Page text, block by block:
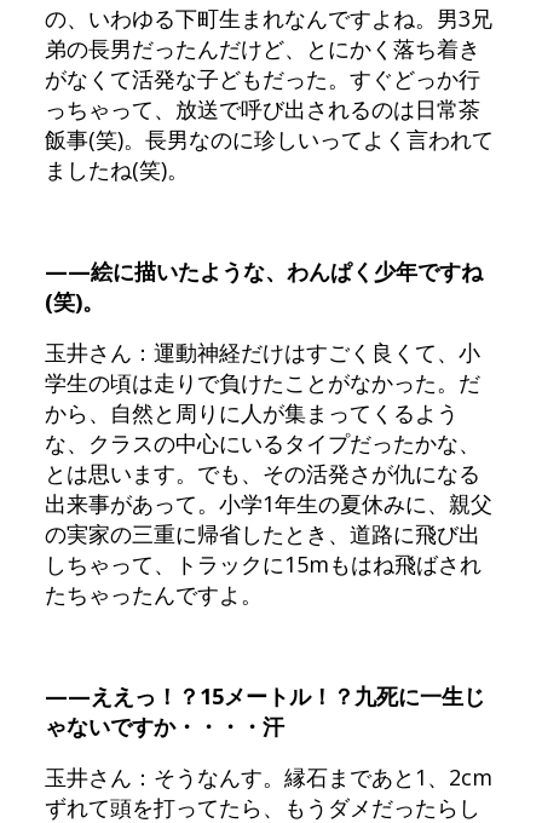
の、いわゆる下町生まれなんですよね。男3兄
弟の長男だったんだけど、とにかく落ち着き
がなくて活発な子どもだった。すぐどっか行
っちゃって、放送で呼び出されるのは日常茶
飯事(笑)。長男なのに珍しいってよく言われて
ましたね(笑)。
——絵に描いたような、わんぱく少年ですね
(笑)。
玉井さん：運動神経だけはすごく良くて、小
学生の頃は走りで負けたことがなかった。だ
から、自然と周りに人が集まってくるよう
な、クラスの中心にいるタイプだったかな、
とは思います。でも、その活発さが仇になる
出来事があって。小学1年生の夏休みに、親父
の実家の三重に帰省したとき、道路に飛び出
しちゃって、トラックに15mもはね飛ばされ
たちゃったんですよ。
——ええっ！？15メートル！？九死に一生じ
ゃないですか・・・・汗
玉井さん：そうなんす。縁石まであと1、2cm
ずれて頭を打ってたら、もうダメだったらし